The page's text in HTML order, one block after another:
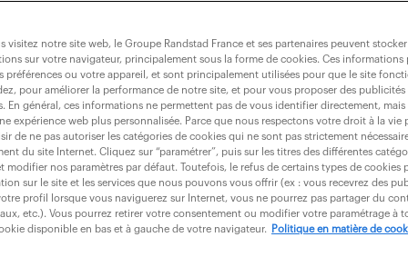
(f/h)
intérim 365 jour(s)
mission, vous êtes garant de la qualité, de la
du site. Ainsi, vous intervenez sur
visitez notre site web, le Groupe Randstad France et ses partenaires peuvent
sur votre navigateur, principalement sous la forme de cookies. Ces informations
préférences ou votre appareil, et sont principalement utilisées pour que le site
pour améliorer la performance de notre site, et pour vous proposer des publicités
En général, ces informations ne permettent pas de vous identifier directement,
expérience web plus personnalisée. Parce que nous respectons votre droit à la vie
de ne pas autoriser les catégories de cookies qui ne sont pas strictement
du site Internet. Cliquez sur “paramétrer”, puis sur les titres des différentes
modifier nos paramètres par défaut. Toutefois, le refus de certains types de cookies
sur le site et les services que nous pouvons vous offrir (ex : vous recevrez des
profil lorsque vous naviguerez sur Internet, vous ne pourrez pas partager du
etc.). Vous pourrez retirer votre consentement ou modifier votre paramétrage à
disponible en bas et à gauche de votre navigateur.
Politique en matière de